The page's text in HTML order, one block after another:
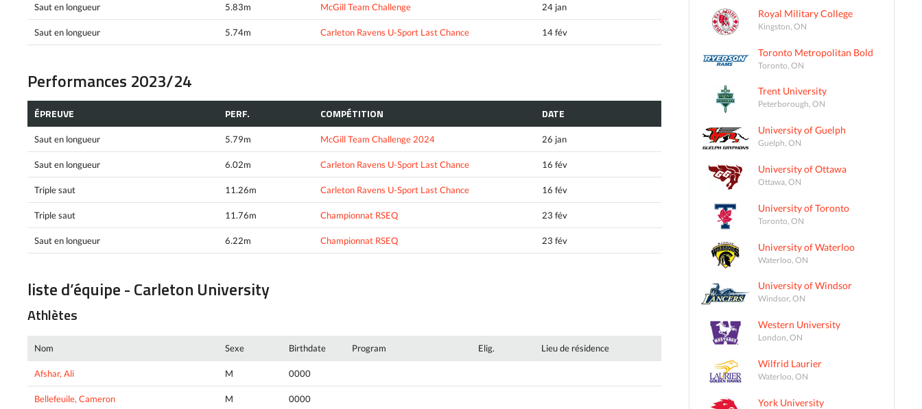
Saut en longueur 5.83m McGill Team Challenge 24 jan
Saut en longueur 5.74m Carleton Ravens U-Sport Last Chance 14 fév
Performances 2023/24
ÉPREUVE PERF. COMPÉTITION DATE
Saut en longueur 5.79m McGill Team Challenge 2024 26 jan
Saut en longueur 6.02m Carleton Ravens U-Sport Last Chance 16 fév
Triple saut 11.26m Carleton Ravens U-Sport Last Chance 16 fév
Triple saut 11.76m Championnat RSEQ 23 fév
Saut en longueur 6.22m Championnat RSEQ 23 fév
liste d’équipe - Carleton University
Athlètes
Nom Sexe Birthdate Program Elig. Lieu de résidence
Afshar, Ali M 0000
Bellefeuile, Cameron M 0000
Royal Military College
Kingston, ON
Toronto Metropolitan Bold
Toronto, ON
Trent University
Peterborough, ON
University of Guelph
Guelph, ON
University of Ottawa
Ottawa, ON
University of Toronto
Toronto, ON
University of Waterloo
Waterloo, ON
University of Windsor
Windsor, ON
Western University
London, ON
Wilfrid Laurier
Waterloo, ON
York University